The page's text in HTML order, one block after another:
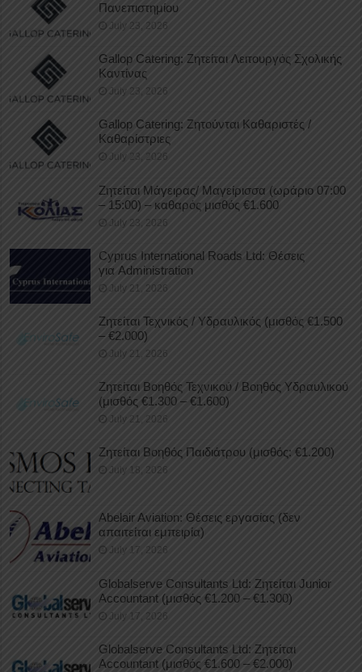
Πανεπιστημίου
July 23, 2026
Gallop Catering: Ζητείται Λειτουργός Σχολικής
Καντίνας
July 23, 2026
Gallop Catering: Ζητούνται Καθαριστές /
Καθαρίστριες
July 23, 2026
Ζητείται Μάγειρας/ Μαγείρισσα (ωράριο 07:00
– 15:00) – καθαρός μισθός €1.600
July 23, 2026
Cyprus International Roads Ltd: Θέσεις
για Administration
July 21, 2026
Ζητείται Τεχνικός / Υδραυλικός (μισθός €1.500
– €2.000)
July 21, 2026
Ζητείται Βοηθός Τεχνικού / Βοηθός Υδραυλικού
(μισθός €1.300 – €1.600)
July 21, 2026
Ζητείται Βοηθός Παιδιάτρου (μισθός: €1.200)
July 18, 2026
Abelair Aviation: Θέσεις εργασίας (δεν
απαιτείται εμπειρία)
July 17, 2026
Globalserve Consultants Ltd: Ζητείται Junior
Accountant (μισθός €1.200 – €1.300)
July 17, 2026
Globalserve Consultants Ltd: Ζητείται
Accountant (μισθός €1.600 – €2.000)